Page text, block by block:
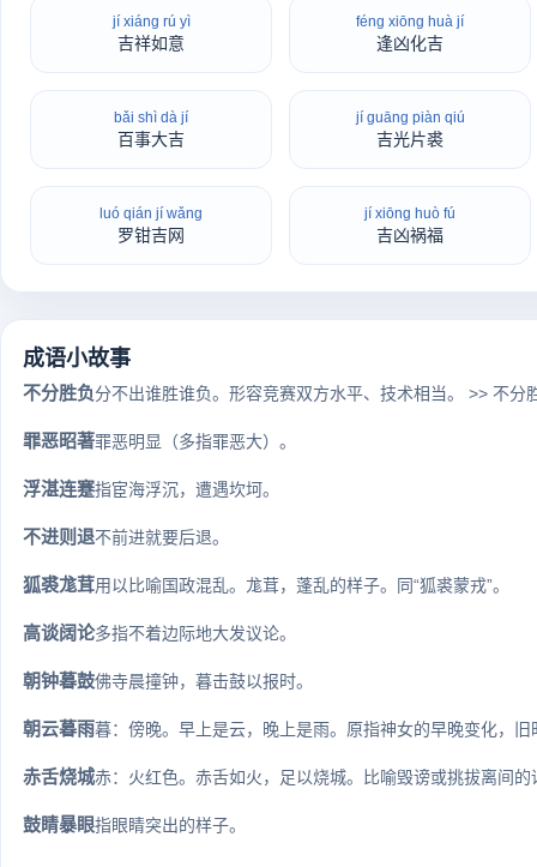
jí xiáng rú yì
吉祥如意
féng xiōng huà jí
逢凶化吉
bǎi shì dà jí
百事大吉
jí guāng piàn qiú
吉光片裘
luó qián jí wǎng
罗钳吉网
jí xiōng huò fú
吉凶祸福
成语小故事
不分胜负分不出谁胜谁负。形容竞赛双方水平、技术相当。 >> 不分
罪恶昭著罪恶明显（多指罪恶大）。
浮湛连蹇指宦海浮沉，遭遇坎坷。
不进则退不前进就要后退。
狐裘尨茸用以比喻国政混乱。尨茸，蓬乱的样子。同“狐裘蒙戎”。
高谈阔论多指不着边际地大发议论。
朝钟暮鼓佛寺晨撞钟，暮击鼓以报时。
朝云暮雨暮：傍晚。早上是云，晚上是雨。原指神女的早晚变化，
赤舌烧城赤：火红色。赤舌如火，足以烧城。比喻毁谤或挑拔离间的
鼓睛暴眼指眼睛突出的样子。